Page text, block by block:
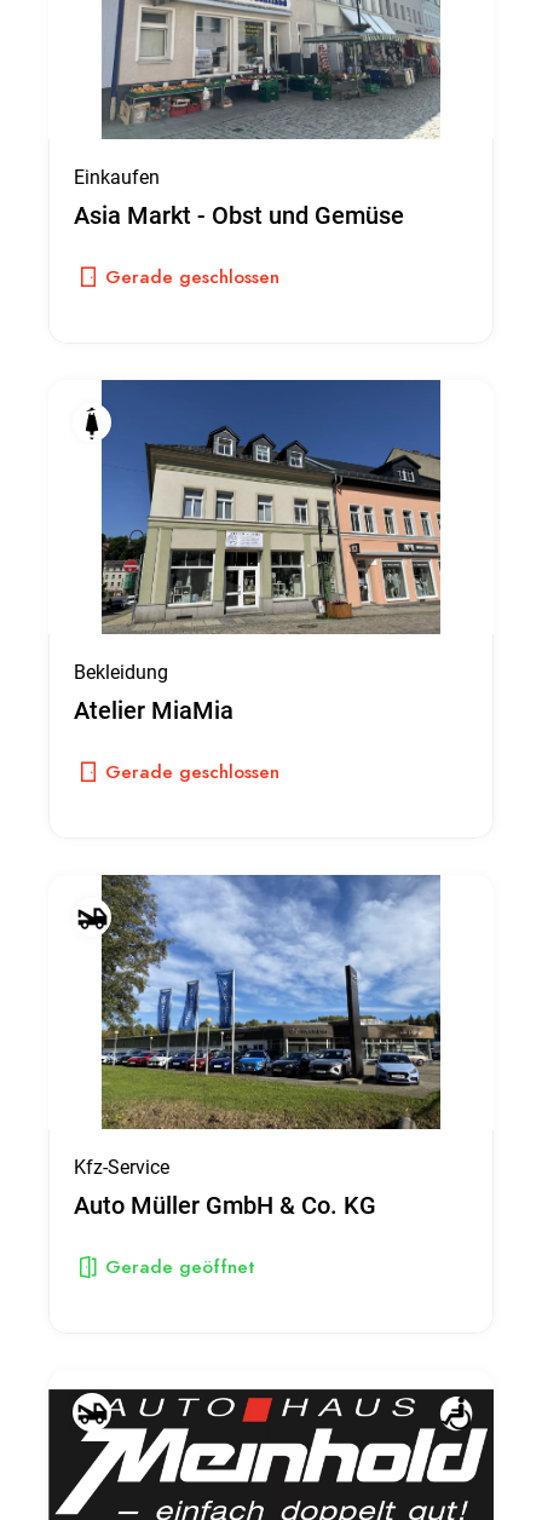
Einkaufen
Asia Markt - Obst und Gemüse
Gerade geschlossen
Bekleidung
Atelier MiaMia
Gerade geschlossen
Kfz-Service
Auto Müller GmbH & Co. KG
Gerade geöffnet